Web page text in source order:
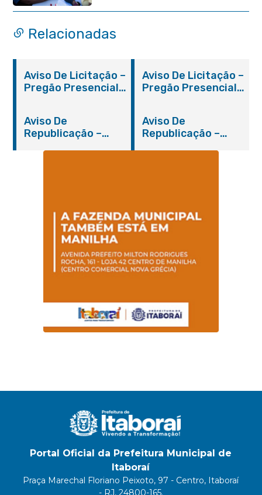
Relacionadas
Aviso De Licitação –
Pregão Presencial
Aviso De Licitação –
Pregão Presencial
Aviso De
Republicação –
Aviso De
Republicação –
Portal Oficial da Prefeitura Municipal de
Itaboraí
Praça Marechal Floriano Peixoto, 97 - Centro, Itaboraí
- RJ, 24800-165.